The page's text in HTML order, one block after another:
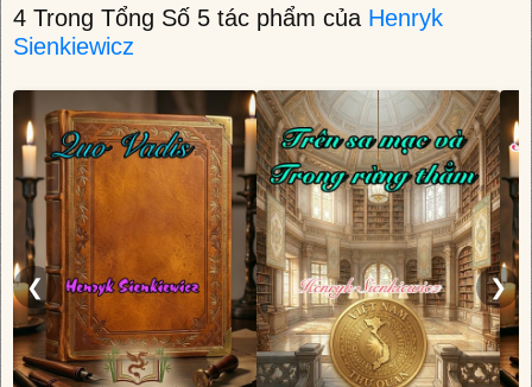
4 Trong Tổng Số 5 tác phẩm của Henryk
Sienkiewicz
❮ ❯